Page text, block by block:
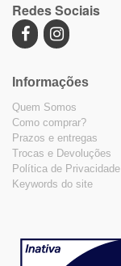
Redes Sociais
Informações
Quem Somos
Como comprar?
Prazos e entregas
Trocas e Devoluções
Política de Privacidade
Keywords do site